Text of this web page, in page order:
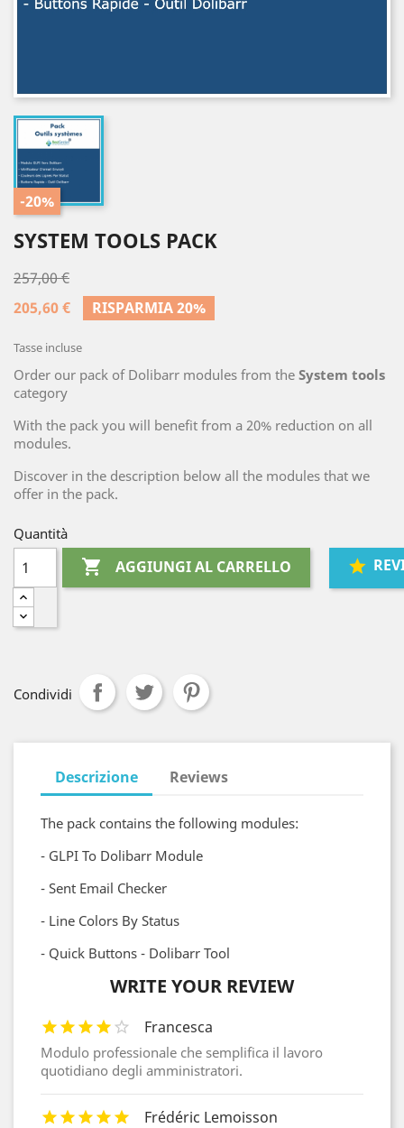
-20%
SYSTEM TOOLS PACK
257,00 €
205,60 €
RISPARMIA 20%
Tasse incluse
Order our pack of Dolibarr modules from the System tools
category
With the pack you will benefit from a 20% reduction on all
modules.
Discover in the description below all the modules that we
offer in the pack.
Quantità
 AGGIUNGI AL CARRELLO
Condividi
Descrizione Reviews
The pack contains the following modules:
- GLPI To Dolibarr Module
- Sent Email Checker
- Line Colors By Status
- Quick Buttons - Dolibarr Tool
WRITE YOUR REVIEW
Francesca
Modulo professionale che semplifica il lavoro
quotidiano degli amministratori.
Frédéric Lemoisson